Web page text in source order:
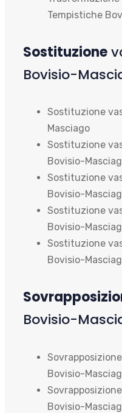
Tempistiche
Sostituzione
Bovisio-
Sostituzione
Masciago
Sostituzione
Bovisio-
Sostituzione
Bovisio-
Sostituzione
Bovisio-
Sostituzione
Bovisio-
Bovisio-
Bovisio-
Bovisio-